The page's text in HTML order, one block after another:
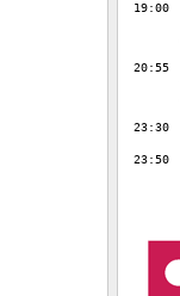
19:00
20:55
23:30
23:50